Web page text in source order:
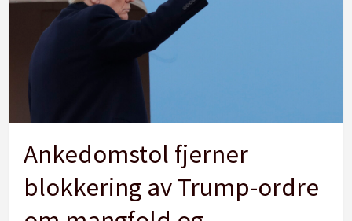
Ankedomstol fjerner
blokkering av Trump-ordre